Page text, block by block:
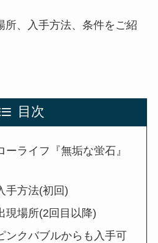
所、入手方法、条件をご紹
目次
ライフ『無垢な蛍石』
手方法(初回)
現場所(2回目以降)
ンクバブルからも入手可